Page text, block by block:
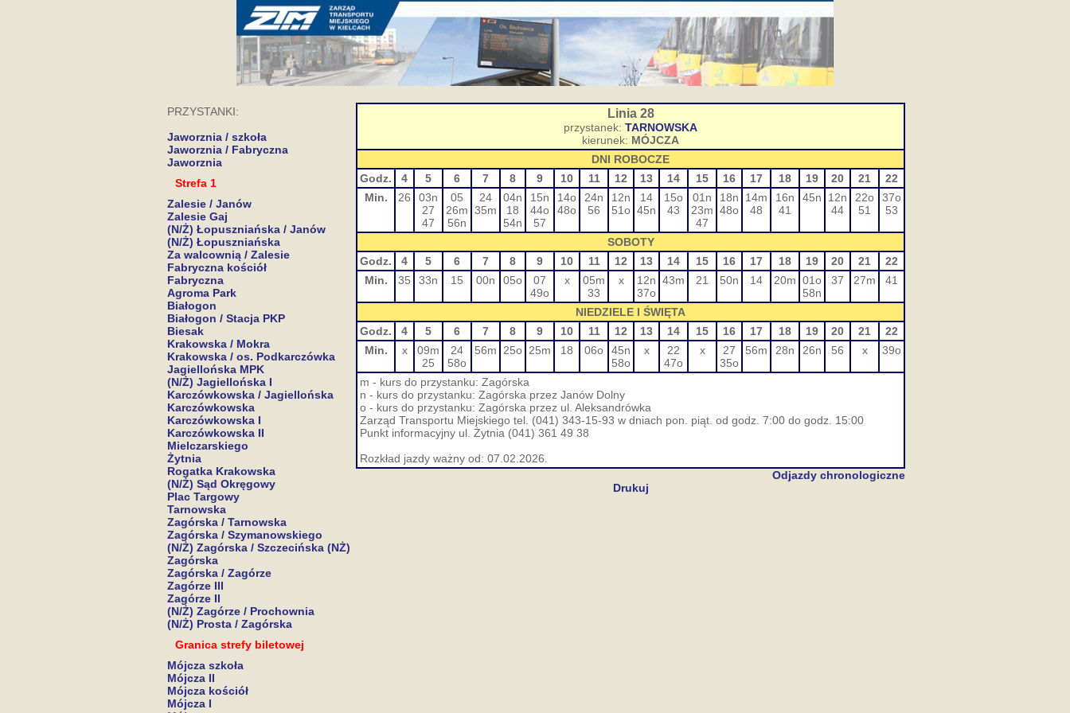
PRZYSTANKI:
Jaworznia / szkoła
Jaworznia / Fabryczna
Jaworznia
Strefa 1
Zalesie / Janów
Zalesie Gaj
(N/Ż) Łopuszniańska / Janów
(N/Ż) Łopuszniańska
Za walcownią / Zalesie
Fabryczna kościół
Fabryczna
Agroma Park
Białogon
Białogon / Stacja PKP
Biesak
Krakowska / Mokra
Krakowska / os. Podkarczówka
Jagiellońska MPK
(N/Ż) Jagiellońska I
Karczówkowska / Jagiellońska
Karczówkowska
Karczówkowska I
Karczówkowska II
Mielczarskiego
Żytnia
Rogatka Krakowska
(N/Ż) Sąd Okręgowy
Plac Targowy
Tarnowska
Zagórska / Tarnowska
Zagórska / Szymanowskiego
(N/Ż) Zagórska / Szczecińska (NŻ)
Zagórska
Zagórska / Zagórze
Zagórze III
Zagórze II
(N/Ż) Zagórze / Prochownia
(N/Ż) Prosta / Zagórska
Granica strefy biletowej
Mójcza szkoła
Mójcza II
Mójcza kościół
Mójcza I
Linia 28
przystanek: TARNOWSKA
kierunek: MÓJCZA
DNI ROBOCZE
Godz.
4 5 6 7 8 9 10 11 12 13 14 15 16 17 18 19 20 21
22
Min.
26
03n
27
47
05
26m
56n
24
35m
04n
18
54n
15n
44o
57
14o
48o
24n
56
12n
51o
14
45n
15o
43
01n
23m
47
18n
48o
14m
48
16n
41
45n
12n
44
22o
51
37o
53
SOBOTY
Godz.
4 5 6 7 8 9 10 11 12 13 14 15 16 17 18 19 20 21
22
Min.
35 33n 15 00n 05o
07
49o
x
05m
33
x
12n
37o
43m 21 50n 14 20m 01o
58n
37 27m 41
NIEDZIELE I ŚWIĘTA
Godz.
4 5 6 7 8 9 10 11 12 13 14 15 16 17 18 19 20 21
22
Min.
x
09m
25
24
58o
56m 25o 25m 18 06o
45n
58o
x
22
47o
x
27
35o
56m 28n 26n 56 x 39o
m - kurs do przystanku: Zagórska
n - kurs do przystanku: Zagórska przez Janów Dolny
o - kurs do przystanku: Zagórska przez ul. Aleksandrówka
Zarząd Transportu Miejskiego tel. (041) 343-15-93 w dniach pon. piąt. od godz. 7:00 do godz. 15:00
Punkt informacyjny ul. Żytnia (041) 361 49 38
Rozkład jazdy ważny od: 07.02.2026.
Odjazdy chronologiczne
Drukuj